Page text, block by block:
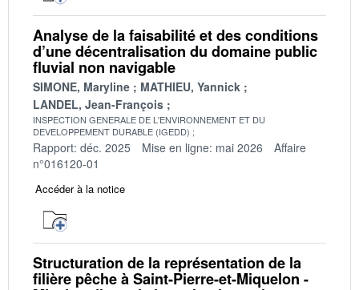
Analyse de la faisabilité et des conditions
d’une décentralisation du domaine public
fluvial non navigable
SIMONE, Maryline
MATHIEU, Yannick
LANDEL, Jean-François
INSPECTION GENERALE DE L'ENVIRONNEMENT ET DU
DEVELOPPEMENT DURABLE (IGEDD)
Rapport: déc. 2025 Mise en ligne: mai 2026
Affaire
n°016120-01
Accéder à la notice
Structuration de la représentation de la
filière pêche à Saint-Pierre-et-Miquelon -